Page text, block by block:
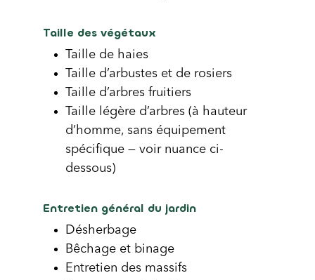
Taille des végétaux
Taille de haies
Taille d’arbustes et de rosiers
Taille d’arbres fruitiers
Taille légère d’arbres (à hauteur
d’homme, sans équipement
spécifique — voir nuance ci-
dessous)
Entretien général du jardin
Désherbage
Bêchage et binage
Entretien des massifs